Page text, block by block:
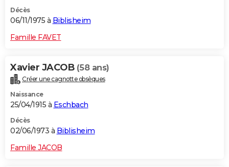
Décès
06/11/1975 à Biblisheim
Famille FAVET
Xavier JACOB (58 ans)
Créer une cagnotte obsèques
Naissance
25/04/1915 à Eschbach
Décès
02/06/1973 à Biblisheim
Famille JACOB